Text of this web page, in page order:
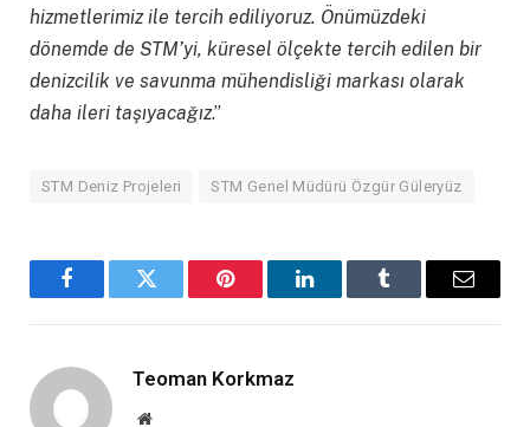
hizmetlerimiz ile tercih ediliyoruz. Önümüzdeki
dönemde de STM’yi, küresel ölçekte tercih edilen bir
denizcilik ve savunma mühendisliği markası olarak
daha ileri taşıyacağız.”
STM Deniz Projeleri STM Genel Müdürü Özgür Güleryüz
FacebookX Pinterest LinkedInTumblr Email
Teoman Korkmaz
Website